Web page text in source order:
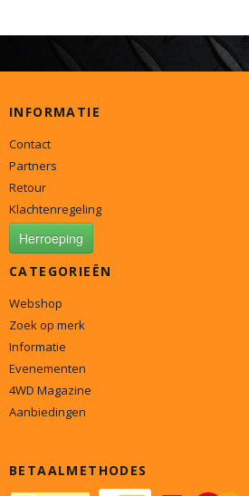
INFORMATIE
Contact
Partners
Retour
Klachtenregeling
Herroeping
CATEGORIEËN
Webshop
Zoek op merk
Informatie
Evenementen
4WD Magazine
Aanbiedingen
BETAALMETHODES